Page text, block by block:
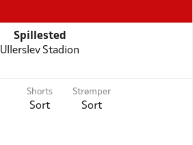
Spillested
Ullerslev Stadion
Shorts
Sort
Strømper
Sort